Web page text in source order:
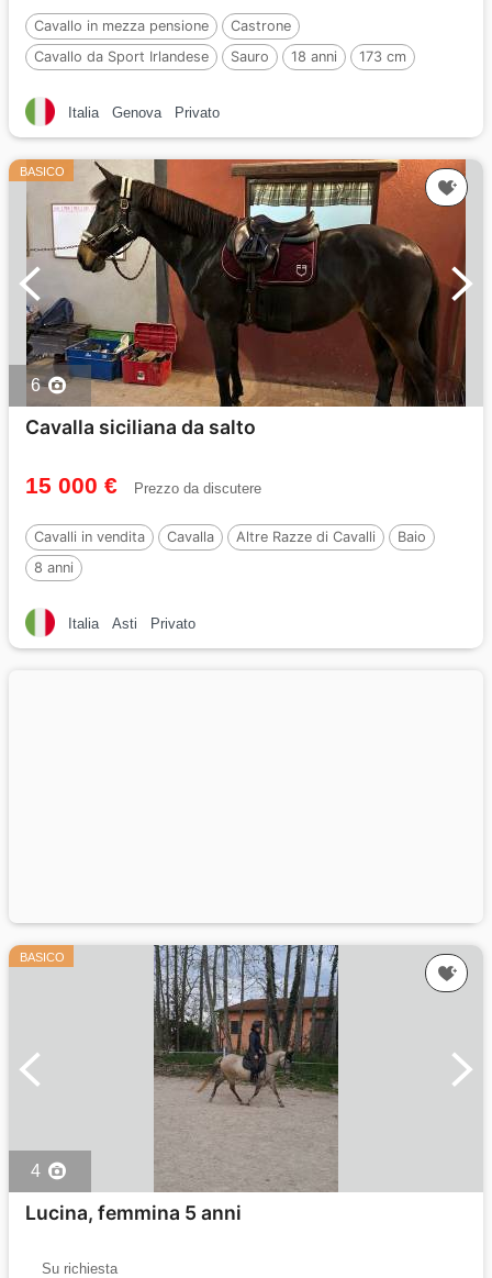
Cavallo in mezza pensione
Castrone
Cavallo da Sport Irlandese
Sauro 18 anni 173 cm
Italia Genova Privato
BASICO
6
Cavalla siciliana da salto
15 000 € Prezzo da discutere
Cavalli in vendita Cavalla Altre Razze di Cavalli
Baio
8 anni
Italia Asti Privato
BASICO
4
Lucina, femmina 5 anni
Su richiesta